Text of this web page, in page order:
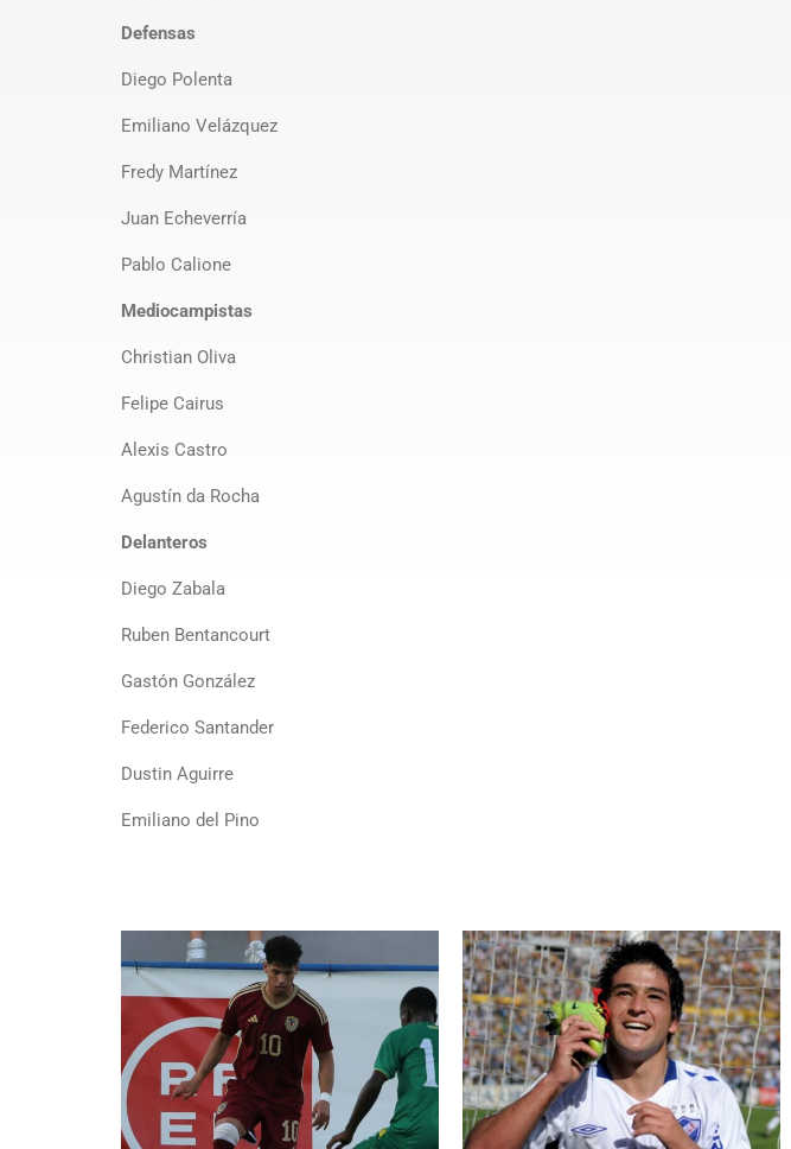
Defensas
Diego Polenta
Emiliano Velázquez
Fredy Martínez
Juan Echeverría
Pablo Calione
Mediocampistas
Christian Oliva
Felipe Cairus
Alexis Castro
Agustín da Rocha
Delanteros
Diego Zabala
Ruben Bentancourt
Gastón González
Federico Santander
Dustin Aguirre
Emiliano del Pino